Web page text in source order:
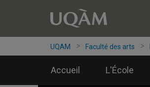
Accéder
la
recherche
Accéder
menu
pricipal
Accéder
la
zone
centrale
UQAM Faculté des arts
Accueil L'École